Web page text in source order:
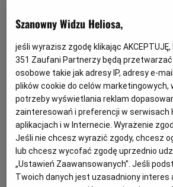
Paribas
Użytkownicy karty Visa Filmowa BNP
skorzystać z 20% zniżki na zakup
kasach kinowych.
Czytaj więcej
Szanowny Widzu Heliosa,
jeśli wyrazisz zgodę klikając AKCEPTUJĘ,
351 Zaufani Partnerzy będą
osobowe takie jak adresy IP, adresy e-
plików cookie do celów marketingowych,
potrzeby wyświetlania reklam
zainteresowań i preferencji w serwisach
aplikacjach i w Internecie. Wyrażenie
Jeśli nie chcesz wyrazić zgody, chcesz
lub chcesz wycofać zgodę uprzednio
„Ustawień Zaawansowanych”. Jeśli
Twoich danych jest uzasadniony interes